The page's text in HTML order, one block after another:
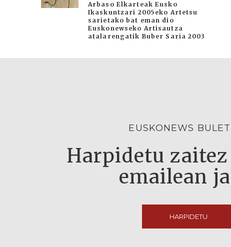
Arbaso Elkarteak Eusko
Ikaskuntzari 2005eko Artetsu
sarietako bat eman dio
Euskonewseko Artisautza
atalarengatik Buber Saria 2003
EUSKONEWS
Harpidetu
emailean
HARPIDETU